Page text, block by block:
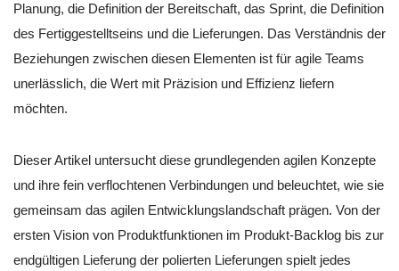
Planung, die Definition der Bereitschaft, das Sprint, die Definition
des Fertiggestelltseins und die Lieferungen. Das Verständnis der
Beziehungen zwischen diesen Elementen ist für agile Teams
unerlässlich, die Wert mit Präzision und Effizienz liefern
möchten.
Dieser Artikel untersucht diese grundlegenden agilen Konzepte
und ihre fein verflochtenen Verbindungen und beleuchtet, wie sie
gemeinsam das agilen Entwicklungslandschaft prägen. Von der
ersten Vision von Produktfunktionen im Produkt-Backlog bis zur
endgültigen Lieferung der polierten Lieferungen spielt jedes